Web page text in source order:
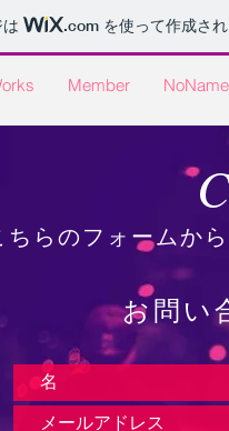
.com を使って作成さ
Member
ちらのフォームか
お問い